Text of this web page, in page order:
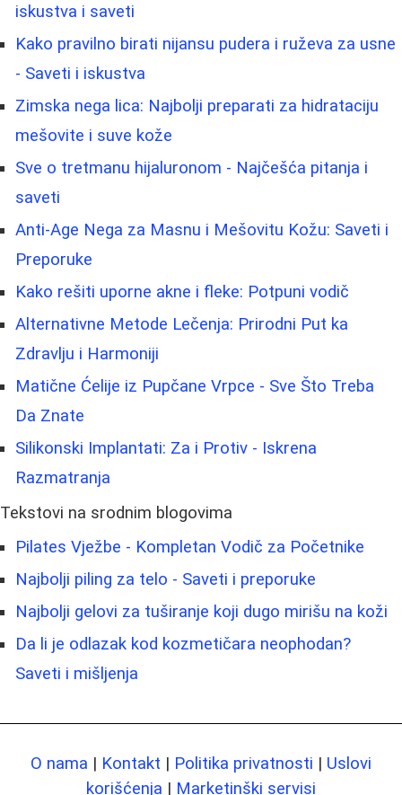
iskustva i saveti
Kako pravilno birati nijansu pudera i ruževa za usne
- Saveti i iskustva
Zimska nega lica: Najbolji preparati za hidrataciju
mešovite i suve kože
Sve o tretmanu hijaluronom - Najčešća pitanja i
saveti
Anti-Age Nega za Masnu i Mešovitu Kožu: Saveti i
Preporuke
Kako rešiti uporne akne i fleke: Potpuni vodič
Alternativne Metode Lečenja: Prirodni Put ka
Zdravlju i Harmoniji
Matične Ćelije iz Pupčane Vrpce - Sve Što Treba
Da Znate
Silikonski Implantati: Za i Protiv - Iskrena
Razmatranja
Tekstovi na srodnim blogovima
Pilates Vježbe - Kompletan Vodič za Početnike
Najbolji piling za telo - Saveti i preporuke
Najbolji gelovi za tuširanje koji dugo mirišu na koži
Da li je odlazak kod kozmetičara neophodan?
Saveti i mišljenja
O nama | Kontakt | Politika privatnosti | Uslovi
korišćenja | Marketinški servisi